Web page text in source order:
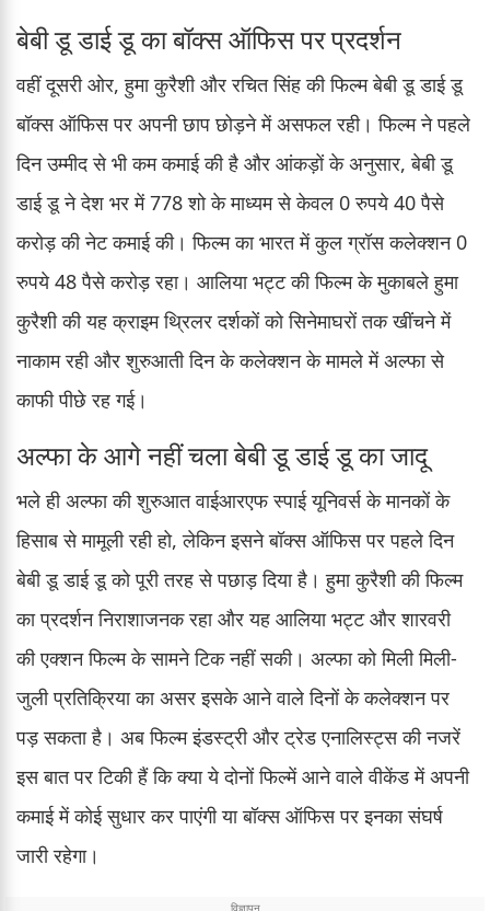
बेबी डू डाई डू का बॉक्स ऑफिस पर प्रदर्शन
वहीं दूसरी ओर, हुमा कुरैशी और रचित सिंह की फिल्म बेबी डू डाई डू
बॉक्स ऑफिस पर अपनी छाप छोड़ने में असफल रही। फिल्म ने पहले
दिन उम्मीद से भी कम कमाई की है और आंकड़ों के अनुसार, बेबी डू
डाई डू ने देश भर में 778 शो के माध्यम से केवल 0 रुपये 40 पैसे
करोड़ की नेट कमाई की। फिल्म का भारत में कुल ग्रॉस कलेक्शन 0
रुपये 48 पैसे करोड़ रहा। आलिया भट्ट की फिल्म के मुकाबले हुमा
कुरैशी की यह क्राइम थ्रिलर दर्शकों को सिनेमाघरों तक खींचने में
नाकाम रही और शुरुआती दिन के कलेक्शन के मामले में अल्फा से
काफी पीछे रह गई।
अल्फा के आगे नहीं चला बेबी डू डाई डू का जादू
भले ही अल्फा की शुरुआत वाईआरएफ स्पाई यूनिवर्स के मानकों के
हिसाब से मामूली रही हो, लेकिन इसने बॉक्स ऑफिस पर पहले दिन
बेबी डू डाई डू को पूरी तरह से पछाड़ दिया है। हुमा कुरैशी की फिल्म
का प्रदर्शन निराशाजनक रहा और यह आलिया भट्ट और शारवरी
की एक्शन फिल्म के सामने टिक नहीं सकी। अल्फा को मिली मिली-
जुली प्रतिक्रिया का असर इसके आने वाले दिनों के कलेक्शन पर
पड़ सकता है। अब फिल्म इंडस्ट्री और ट्रेड एनालिस्ट्स की नजरें
इस बात पर टिकी हैं कि क्या ये दोनों फिल्में आने वाले वीकेंड में अपनी
कमाई में कोई सुधार कर पाएंगी या बॉक्स ऑफिस पर इनका संघर्ष
जारी रहेगा।